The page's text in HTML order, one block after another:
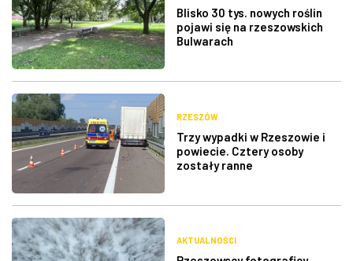
Blisko 30 tys. nowych roślin
pojawi się na rzeszowskich
Bulwarach
RZESZÓW
Trzy wypadki w Rzeszowie i
powiecie. Cztery osoby
zostały ranne
AKTUALNOŚCI